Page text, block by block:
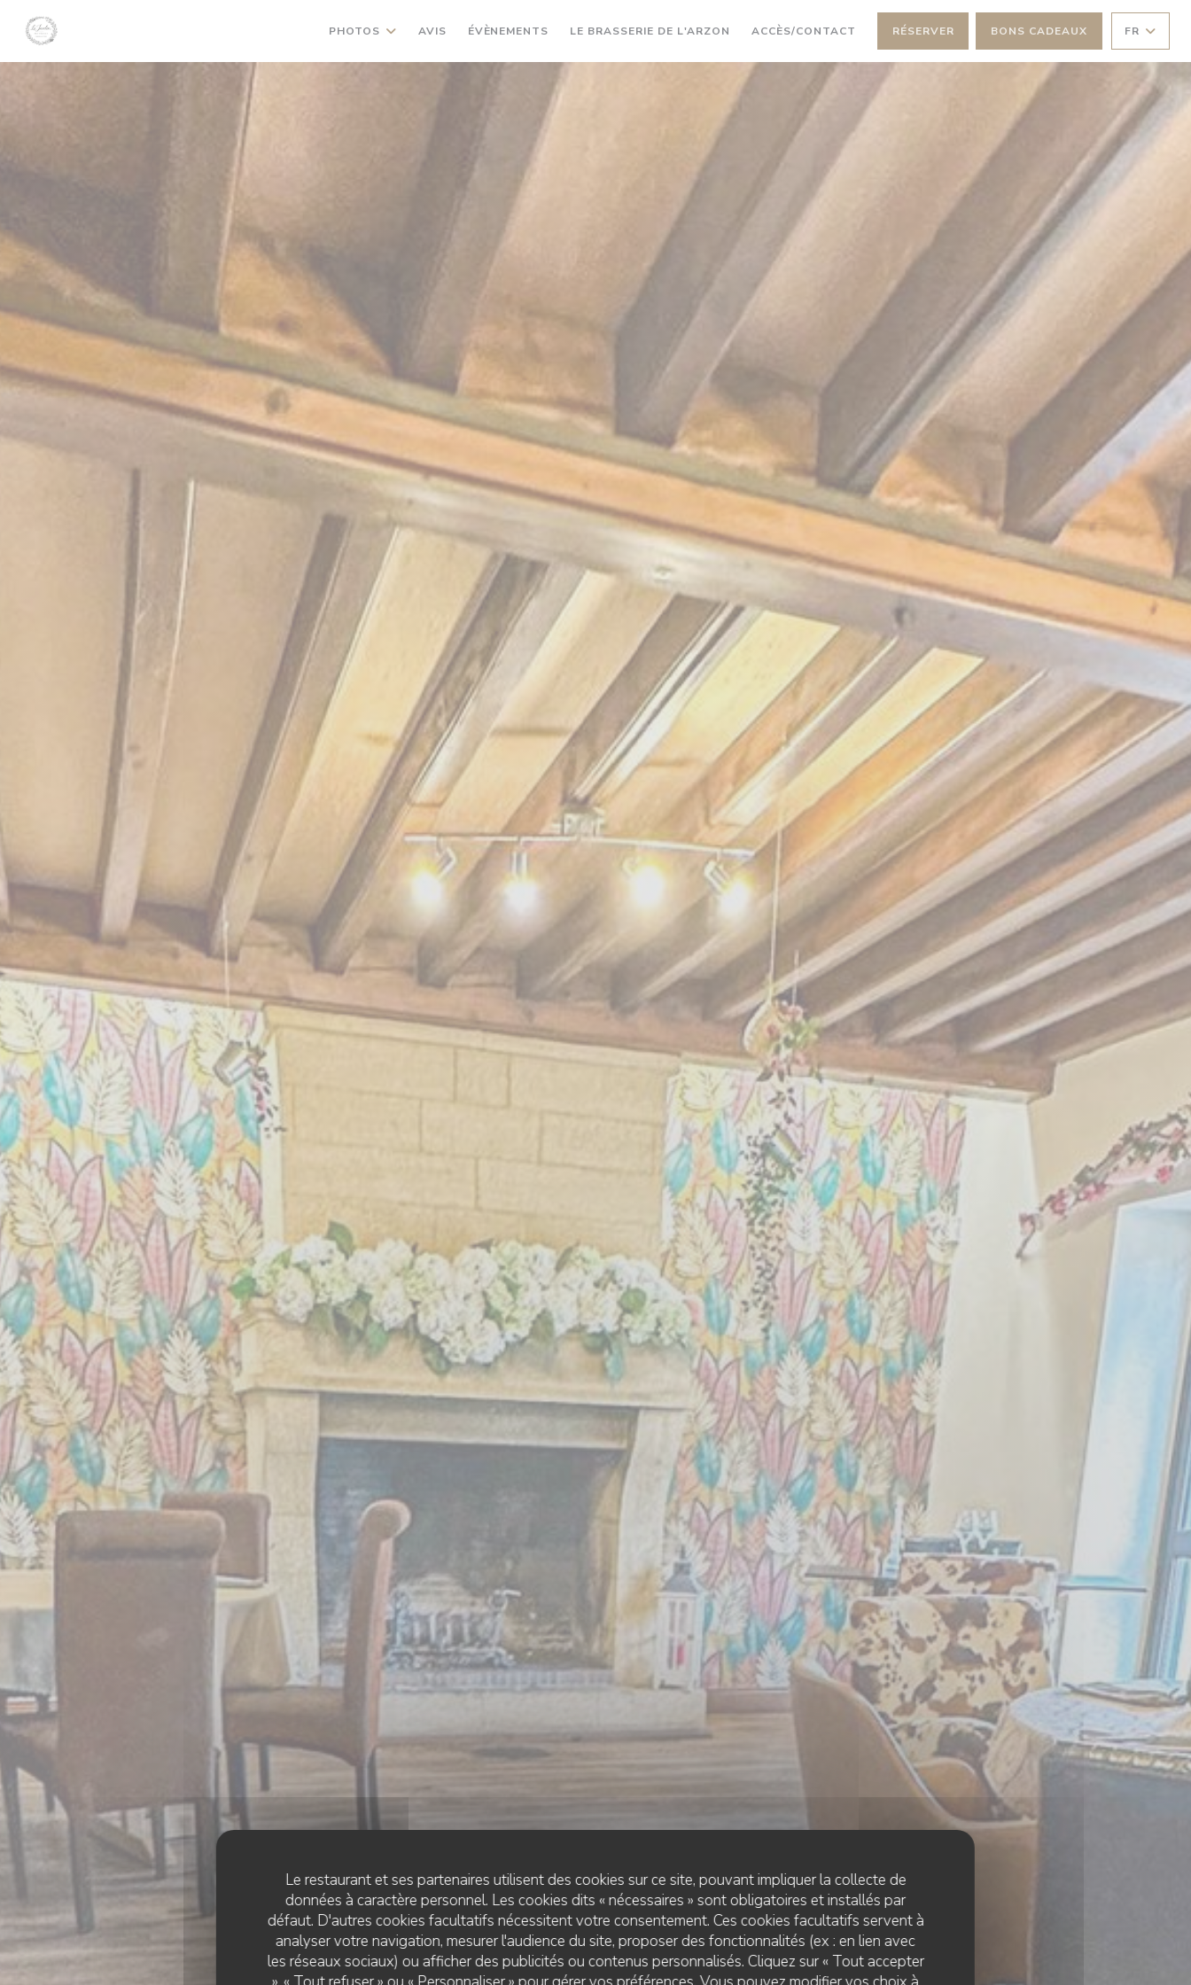
Le restaurant et ses partenaires utilisent des cookies sur ce site, pouvant impliquer la collecte de
données à caractère personnel. Les cookies dits « nécessaires » sont obligatoires et installés par
défaut. D'autres cookies facultatifs nécessitent votre consentement. Ces cookies facultatifs servent à
analyser votre navigation, mesurer l'audience du site, proposer des fonctionnalités (ex : en lien avec
les réseaux sociaux) ou afficher des publicités ou contenus personnalisés. Cliquez sur « Tout accepter
PHOTOS AVIS ÉVÈNEMENTS LE BRASSERIE DE L'ARZON ((OUVRE UNE NOUVELLE FENÊTRE))
ACCÈS/CONTACT RÉSERVER BONS CADEAUX FR
CUISINE MODERNE ET BISTROT AUTHENTIQUE• CRAPONNE SUR ARZON